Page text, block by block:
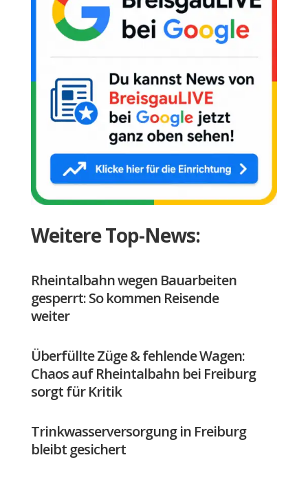
Weitere Top-News:
Rheintalbahn wegen Bauarbeiten
gesperrt: So kommen Reisende
weiter
Überfüllte Züge & fehlende Wagen:
Chaos auf Rheintalbahn bei Freiburg
sorgt für Kritik
Trinkwasserversorgung in Freiburg
bleibt gesichert